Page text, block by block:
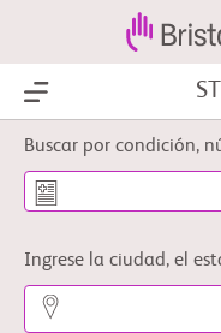
Show Menu
Buscar por condición,
Ingrese la ciudad, el